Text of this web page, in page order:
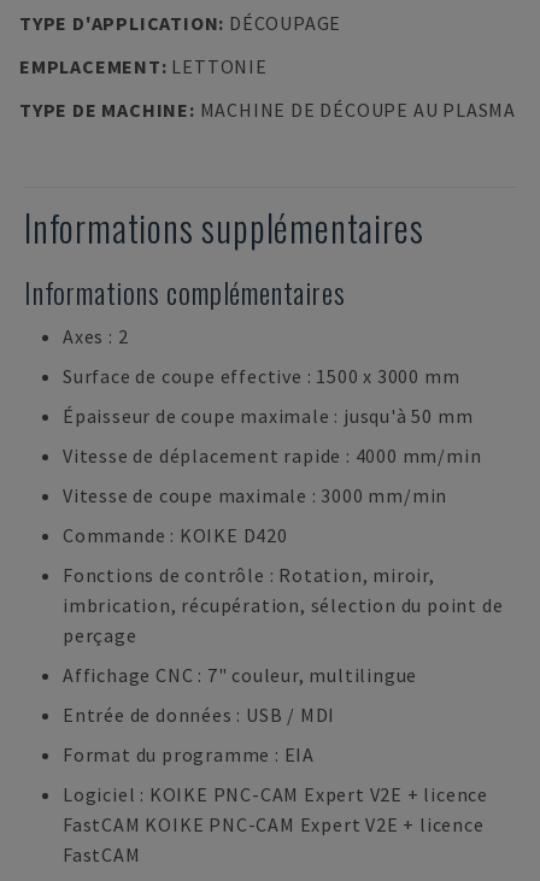
TYPE D'APPLICATION: DÉCOUPAGE
EMPLACEMENT: LETTONIE
TYPE DE MACHINE: MACHINE DE DÉCOUPE AU PLASMA
Informations supplémentaires
Informations complémentaires
Axes : 2
Surface de coupe effective : 1500 x 3000 mm
Épaisseur de coupe maximale : jusqu'à 50 mm
Vitesse de déplacement rapide : 4000 mm/min
Vitesse de coupe maximale : 3000 mm/min
Commande : KOIKE D420
Fonctions de contrôle : Rotation, miroir,
imbrication, récupération, sélection du point de
perçage
Affichage CNC : 7" couleur, multilingue
Entrée de données : USB / MDI
Format du programme : EIA
Logiciel : KOIKE PNC-CAM Expert V2E + licence
FastCAM KOIKE PNC-CAM Expert V2E + licence
FastCAM